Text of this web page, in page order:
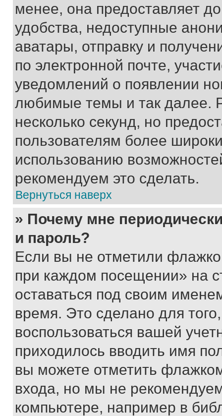
менее, она предоставляет
удобства, недоступные
аватары, отправку и
по электронной почте,
уведомлений о появлении
любимые темы и так далее.
несколько секунд, но
пользователям более
использованию
рекомендуем это сделать.
Вернуться наверх
» Почему мне
и пароль?
Если вы не отметили
при каждом посещении» на
оставаться под своим
время. Это сделано для
воспользоваться вашей
приходилось вводить имя
вы можете отметить
входа, но мы не
компьютере, например в